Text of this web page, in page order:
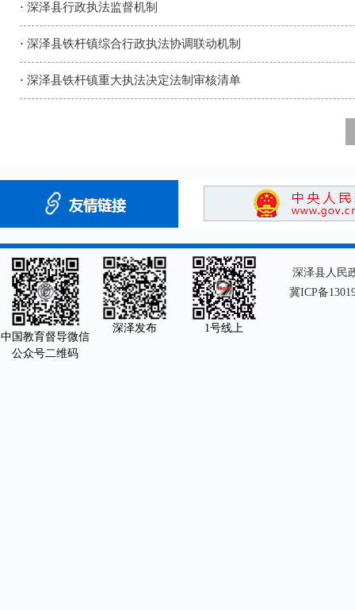
· 深泽县行政执法监督机制
· 深泽县铁杆镇综合行政执法协调联动机制
· 深泽县铁杆镇重大执法决定法制审核清单